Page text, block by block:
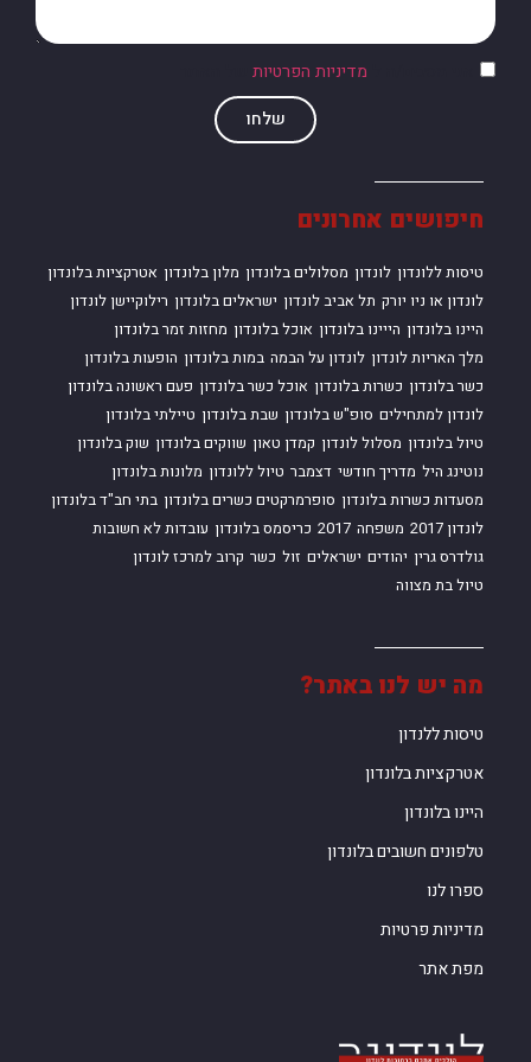
מה יש לנו באתר?
טיסות ללנדון
אטרקציות בלונדון
היינו בלונדון
טלפונים חשובים בלונדון
ספרו לנו
מדיניות פרטיות
מפת אתר
חיפושים אחרונים
טיסות ללונדון לונדון מסלולים בלונדון מלון בלונדון אטרקציות בלונדון
לונדון או ניו יורק תל אביב לונדון ישראלים בלונדון רילוקיישן לונדון
היינו בלונדון הייינו בלונדון אוכל בלונדון מחזות זמר בלונדון
מלך האריות לונדון לונדון על הבמה במות בלונדון הופעות בלונדון
כשר בלונדון כשרות בלונדון אוכל כשר בלונדון פעם ראשונה בלונדון
לונדון למתחילים סופ"ש בלונדון שבת בלונדון טיילתי בלונדון
טיול בלונדון מסלול לונדון קמדן טאון שווקים בלונדון שוק בלונדון
נוטינג היל מדריך חודשי דצמבר טיול ללונדון מלונות בלונדון
מסעדות כשרות בלונדון סופרמרקטים כשרים בלונדון בתי חב"ד בלונדון
לונדון 2017
משפחה 2017 כריסמס בלונדון עובדות לא חשובות
גולדרס גרין יהודים ישראלים זול כשר קרוב למרכז לונדון
טיול בת מצווה
מדיניות הפרטיות
שלחו